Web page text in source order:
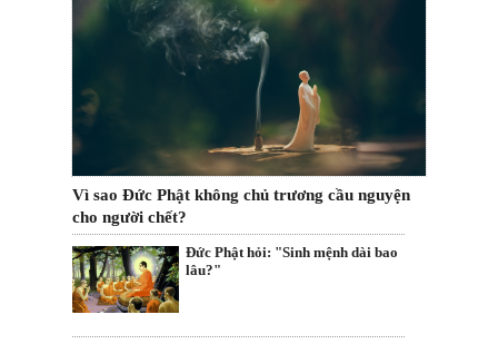
Vì sao Đức Phật không chủ trương cầu nguyện
cho người chết?
Đức Phật hỏi: "Sinh mệnh dài bao
lâu?"